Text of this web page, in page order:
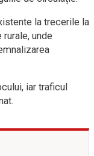
la trecerile la
unde
iar traficul